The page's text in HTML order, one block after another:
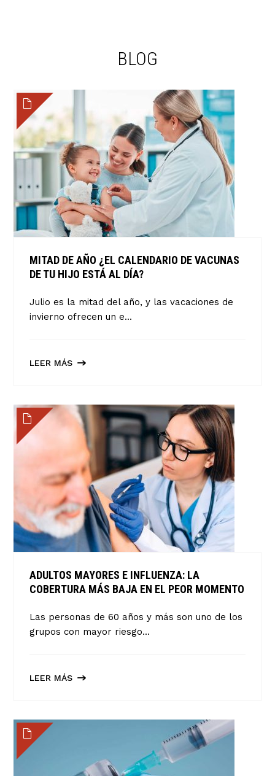
BLOG
MITAD DE AÑO ¿EL CALENDARIO DE VACUNAS
DE TU HIJO ESTÁ AL DÍA?
Julio es la mitad del año, y las vacaciones de
invierno ofrecen un e...
LEER MÁS
ADULTOS MAYORES E INFLUENZA: LA
COBERTURA MÁS BAJA EN EL PEOR MOMENTO
Las personas de 60 años y más son uno de los
grupos con mayor riesgo...
LEER MÁS